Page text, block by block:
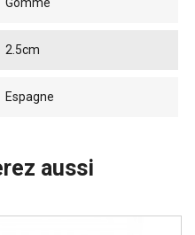
Gomme
2.5cm
Espagne
aussi